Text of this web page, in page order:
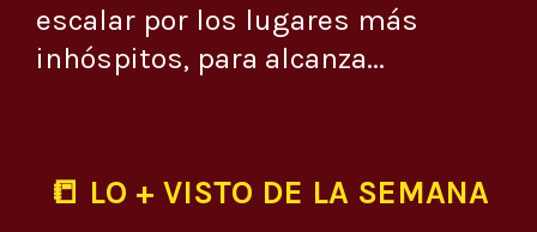
escalar por los lugares más
inhóspitos, para alcanza...
📒 LO + VISTO DE LA SEMANA